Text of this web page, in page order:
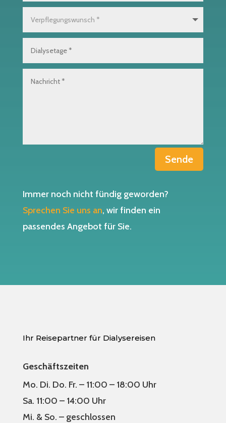
Sende
Immer noch nicht fündig geworden?
Sprechen Sie uns an, wir finden ein
passendes Angebot für Sie.
Ihr Reisepartner für Dialysereisen
Geschäftszeiten
Mo. Di. Do. Fr. – 11:00 – 18:00 Uhr
Sa. 11:00 – 14:00 Uhr
Mi. & So. – geschlossen